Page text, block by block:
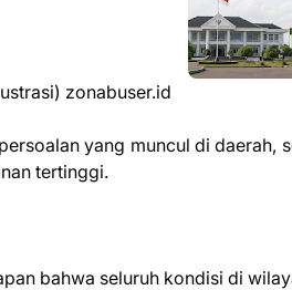
zonabuser.id
yang muncul di daerah,
tertinggi.
bahwa seluruh kondisi di